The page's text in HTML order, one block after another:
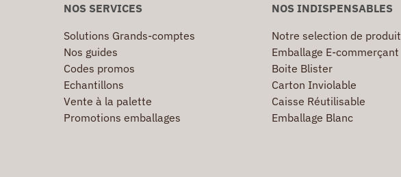
NOS SERVICES
Solutions Grands-comptes
Nos guides
Codes promos
Echantillons
Vente à la palette
Promotions emballages
NOS INDISPENSABLES
Notre selection de produit
Emballage E-commerçant
Boite Blister
Carton Inviolable
Caisse Réutilisable
Emballage Blanc